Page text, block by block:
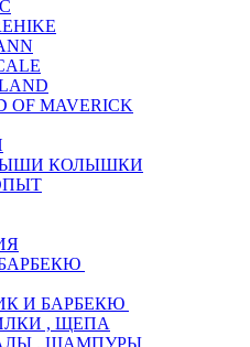
OF MAVERICK
КОЛЫШКИ
И БАРБЕКЮ
, ЩЕПА
, ШАМПУРЫ